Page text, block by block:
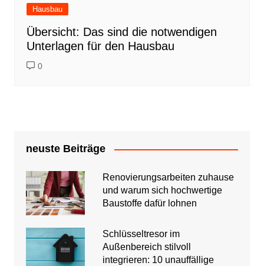
Hausbau
Übersicht: Das sind die notwendigen
Unterlagen für den Hausbau
0
neuste Beiträge
Renovierungsarbeiten zuhause
und warum sich hochwertige
Baustoffe dafür lohnen
Schlüsseltresor im
Außenbereich stilvoll
integrieren: 10 unauffällige